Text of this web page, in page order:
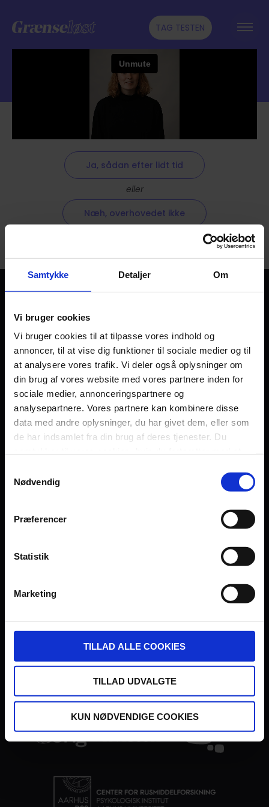
Samtykke Detaljer Om
Vi bruger cookies
Vi bruger cookies til at tilpasse vores indhold og
annoncer, til at vise dig funktioner til sociale medier og til
at analysere vores trafik. Vi deler også oplysninger om
din brug af vores website med vores partnere inden for
sociale medier, annonceringspartnere og
analysepartnere. Vores partnere kan kombinere disse
data med andre oplysninger, du har givet dem, eller som
de har indsamlet fra din brug af deres tjenester. Du
Nødvendig
Præferencer
Statistik
Marketing
TILLAD ALLE COOKIES
TILLAD UDVALGTE
KUN NØDVENDIGE COOKIES
TAG TESTEN
Ja, sådan efter lidt tid
eller
Næh, overhovedet ikke
Kontakt
Dilemma
Tag testen
Pårørende
Persondatapolitik
I SAMARBEJDE MED: